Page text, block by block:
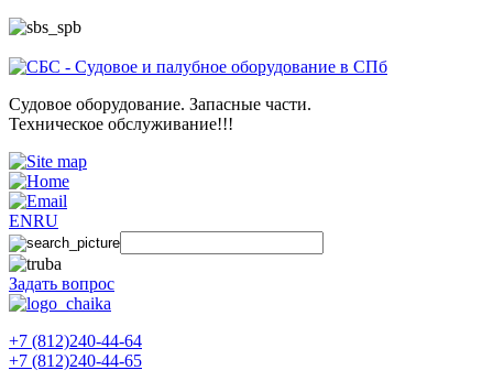
Судовое оборудование. Запасные части.
Техническое обслуживание!!!
ENRU
Задать вопрос
+7 (812)240-44-64
+7 (812)240-44-65